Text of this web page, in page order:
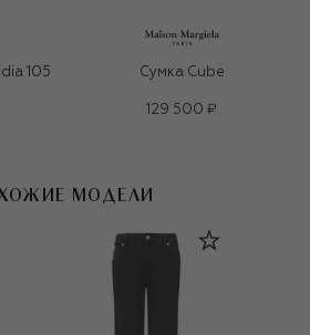
105
Сумка Cube
129 500 ₽
МОДЕЛИ